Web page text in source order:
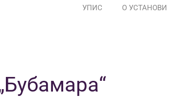
УПИС О УСТАНОВИ